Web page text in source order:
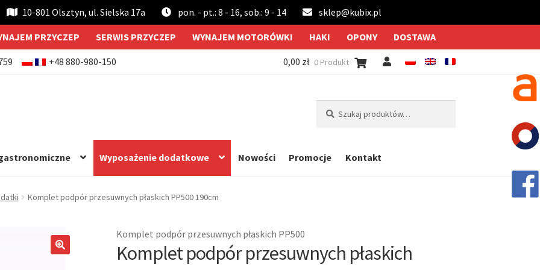
10-801 Olsztyn, ul. Sielska 17a pon. - pt.: 8 - 16, sob.: 9 - 14 sklep@kubix.pl
PRZYCZEP SERWIS PRZYCZEP WYNAJEM MOTORÓWKI HAKI OPONY DOSTAWA
+48 880-980-150 0,00 zł 0 Produkt
Wyposażenie dodatkowe Nowości Promocje Kontakt
Komplet podpór przesuwnych płaskich PP500 190cm
Komplet podpór przesuwnych płaskich PP500
Komplet podpór przesuwnych płaskich